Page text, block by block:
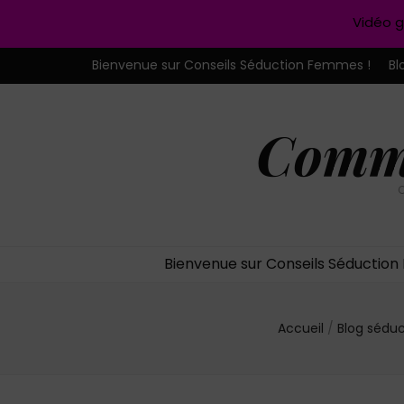
Bienvenue sur Conseils Séduction Femmes !
Bienvenue sur Conseils
Accueil / Blog
Vidéo